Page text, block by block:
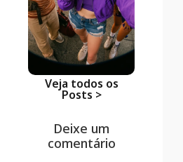
Veja todos os
Posts >
Deixe um
comentário